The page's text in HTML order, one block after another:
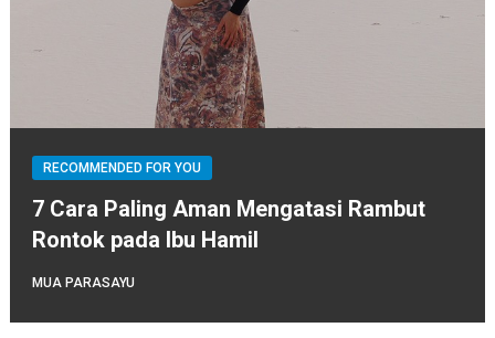
RECOMMENDED FOR YOU
7 Cara Paling Aman Mengatasi Rambut
Rontok pada Ibu Hamil
MUA PARASAYU